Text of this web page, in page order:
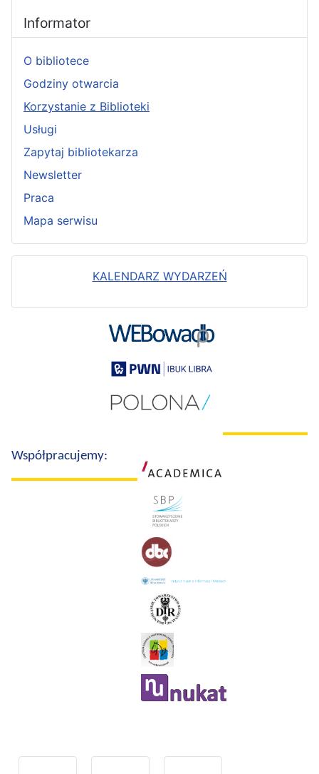
Informator
O bibliotece
Godziny otwarcia
Korzystanie z Biblioteki
Usługi
Zapytaj bibliotekarza
Newsletter
Praca
Mapa serwisu
KALENDARZ WYDARZEŃ
Współpracujemy: